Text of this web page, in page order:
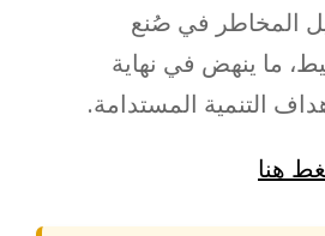
المخاطر في صُنع
ما ينهض في نهاية
التنمية المستدامة.
هنا